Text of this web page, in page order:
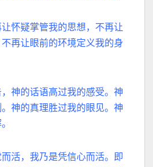
怀疑掌管我的思想，不再让
再让眼前的环境定义我的身
神的话语高过我的感受。 神
神的真理胜过我的眼见。 神
活，我乃是凭信心而活。
即